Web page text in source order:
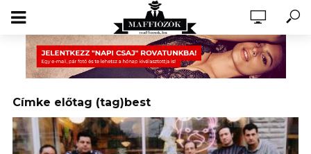
Címke előtag (tag)best